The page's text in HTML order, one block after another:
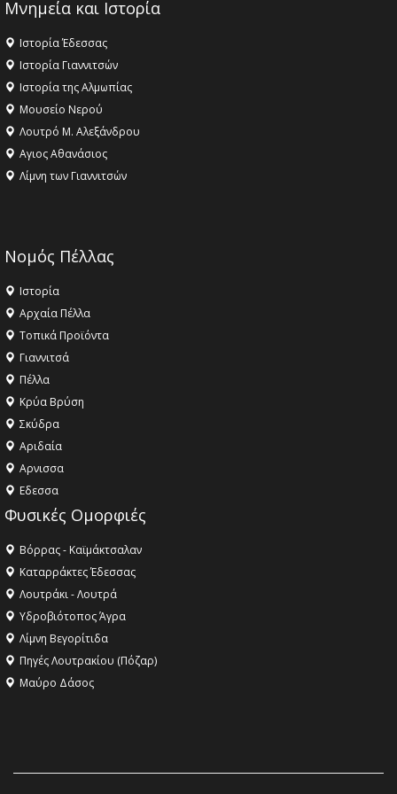
Μνημεία και Ιστορία
Ιστορία Έδεσσας
Ιστορία Γιαννιτσών
Ιστορία της Αλμωπίας
Μουσείο Νερού
Λουτρό Μ. Αλεξάνδρου
Αγιος Αθανάσιος
Λίμνη των Γιαννιτσών
Νομός Πέλλας
Ιστορία
Αρχαία Πέλλα
Τοπικά Προϊόντα
Γιαννιτσά
Πέλλα
Κρύα Βρύση
Σκύδρα
Αριδαία
Aρνισσα
Eδεσσα
Φυσικές Ομορφιές
Βόρρας - Καϊμάκτσαλαν
Καταρράκτες Έδεσσας
Λουτράκι - Λουτρά
Υδροβιότοπος Άγρα
Λίμνη Βεγορίτιδα
Πηγές Λουτρακίου (Πόζαρ)
Μαύρο Δάσος